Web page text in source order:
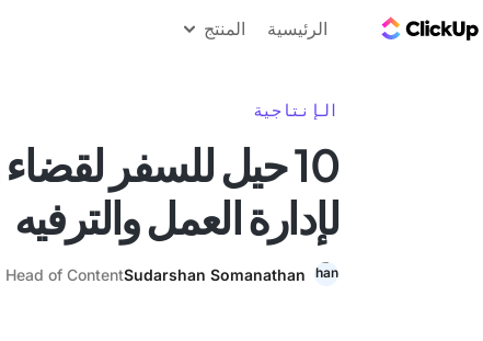
الرئيسية المنتج
الإنتاجية
10 حيل للسفر
لإدارة العمل والترفيه
Sudarshan Somanathan
Head of Content